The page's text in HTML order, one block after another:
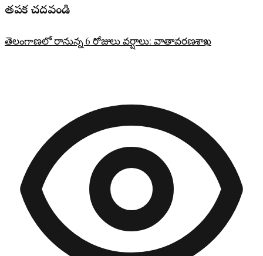
తప్పక చదవండి
తెలంగాణలో రానున్న 6 రోజులు వర్షాలు: వాతావరణశాఖ